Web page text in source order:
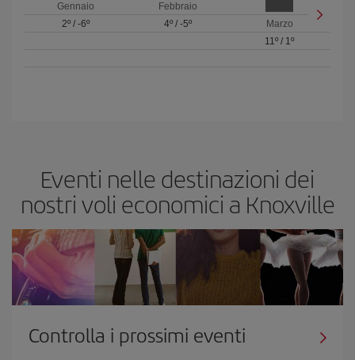
Gennaio
2º/ -6º
Febbraio
4º/ -5º
Marzo
11º / 1º
Eventi nelle destinazioni dei
nostri voli economici a Knoxville
Controlla i prossimi eventi